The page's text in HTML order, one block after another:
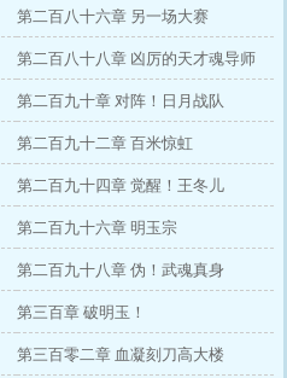
第二百八十六章 另一场大赛
第二百八十八章 凶厉的天才魂导师
第二百九十章 对阵！日月战队
第二百九十二章 百米惊虹
第二百九十四章 觉醒！王冬儿
第二百九十六章 明玉宗
第二百九十八章 伪！武魂真身
第三百章 破明玉！
第三百零二章 血凝刻刀高大楼